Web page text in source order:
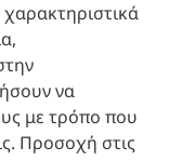
να
με τρόπο που
Προσοχή στις